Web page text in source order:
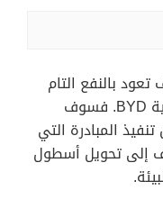
بالنفع التام
على كلا من الأمريكية “أوبر” والصينية BYD. فسوف
المبادرة التي
إلى تحويل أسطول